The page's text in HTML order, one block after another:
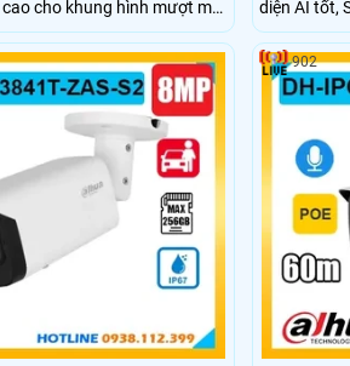
cho khung hình mượt mà.
hợp đèn LED chiếu xa đến
âm trong trẻo và khả năng
giúp quan sát chính xác cả
diện AI tốt,
hiện khuôn
cự, nhìn có
khả năng
902